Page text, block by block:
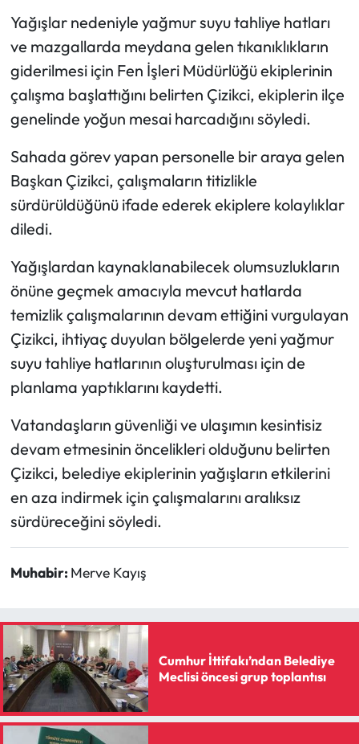
Yağışlar nedeniyle yağmur suyu tahliye hatları
ve mazgallarda meydana gelen tıkanıklıkların
giderilmesi için Fen İşleri Müdürlüğü ekiplerinin
çalışma başlattığını belirten Çizikci, ekiplerin ilçe
genelinde yoğun mesai harcadığını söyledi.
Sahada görev yapan personelle bir araya gelen
Başkan Çizikci, çalışmaların titizlikle
sürdürüldüğünü ifade ederek ekiplere kolaylıklar
diledi.
Yağışlardan kaynaklanabilecek olumsuzlukların
önüne geçmek amacıyla mevcut hatlarda
temizlik çalışmalarının devam ettiğini vurgulayan
Çizikci, ihtiyaç duyulan bölgelerde yeni yağmur
suyu tahliye hatlarının oluşturulması için de
planlama yaptıklarını kaydetti.
Vatandaşların güvenliği ve ulaşımın kesintisiz
devam etmesinin öncelikleri olduğunu belirten
Çizikci, belediye ekiplerinin yağışların etkilerini
en aza indirmek için çalışmalarını aralıksız
sürdüreceğini söyledi.
Muhabir: Merve Kayış
Cumhur İttifakı’ndan Belediye
Meclisi öncesi grup toplantısı
Magazin
Mecitözü Haberleri
Oğuzlar Haberleri
Osmancık Haberleri
Otomotiv
Resmi İlan
Resmi Reklam
Sağlık
Siyaset
Spor
Sungurlu Haberleri
Uğurludağ Haberleri
Yayla Haber
Yemek Tarifleri
Yerel Haberler